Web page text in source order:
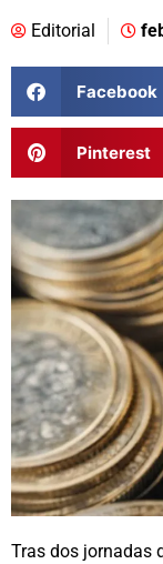
Editorial
Facebook
Pinterest
Tras dos jornadas